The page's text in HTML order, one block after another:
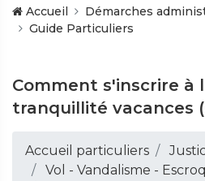
Accueil
Démarches
Guide Particuliers
Comment s'inscrire à
tranquillité vacances
Accueil particuliers
Vol - Vandalisme -